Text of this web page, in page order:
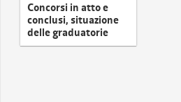
Concorsi in atto e
conclusi, situazione
delle graduatorie